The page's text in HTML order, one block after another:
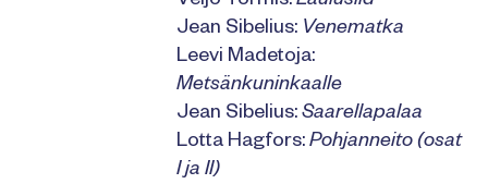
Jean Sibelius: Venematka
Leevi Madetoja:
Metsänkuninkaalle
Jean Sibelius: Saarellapalaa
Lotta Hagfors: Pohjanneito (osat
I ja II)